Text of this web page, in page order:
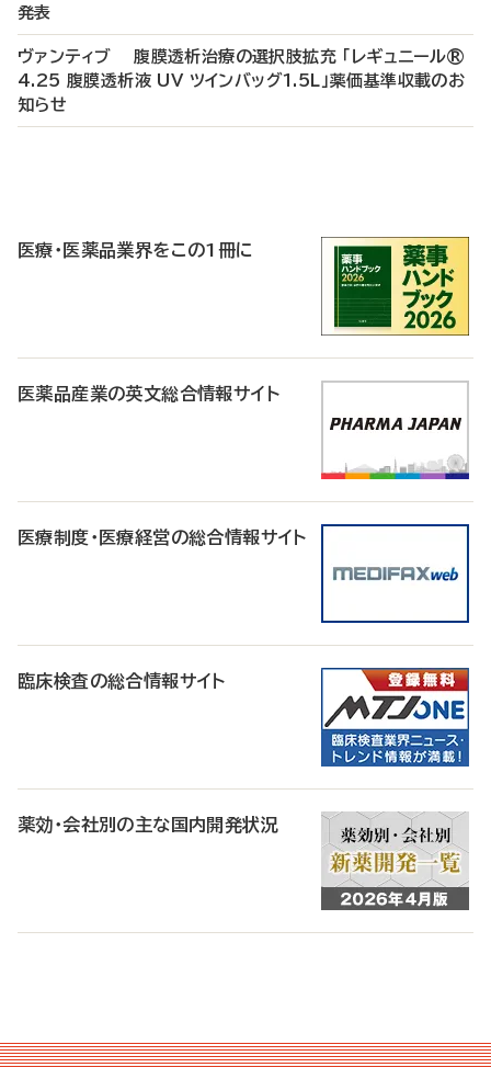
発表
ヴァンティブ 腹膜透析治療の選択肢拡充 「レギュニール®
4.25 腹膜透析液 UV ツインバッグ1.5L」薬価基準収載のお
知らせ
医療・医薬品業界をこの1冊に
医薬品産業の英文総合情報サイト
医療制度・医療経営の総合情報サイト
臨床検査の総合情報サイト
薬効・会社別の主な国内開発状況